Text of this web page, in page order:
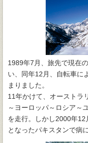
1989年7月、旅先で現在
い、同年12月、自転車に
まりました。
11年かけて、オーストラ
～ヨーロッパ～ロシア～
を走行。しかし2000年
となったパキスタンで病